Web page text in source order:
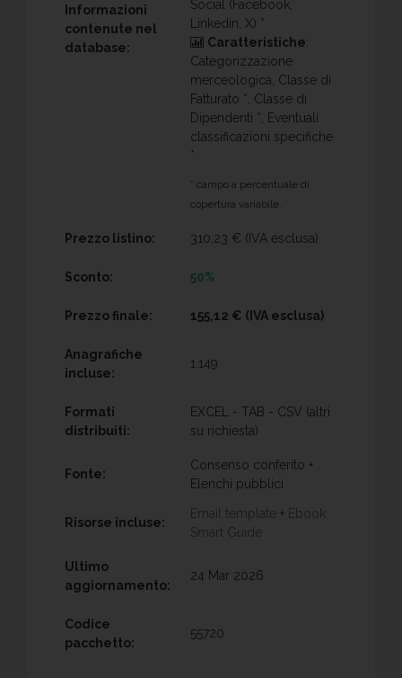
Informazioni
contenute nel
database:
Social (Facebook,
Linkedin, X) *
Caratteristiche:
Categorizzazione
merceologica, Classe di
Fatturato *, Classe di
Dipendenti *, Eventuali
classificazioni specifiche
*
* campo a percentuale di
copertura variabile.
Prezzo listino: 310,23 € (IVA esclusa)
Sconto: 50%
Prezzo finale: 155,12 € (IVA esclusa)
Anagrafiche
incluse:
1.149
Formati
distribuiti:
EXCEL - TAB - CSV (altri
su richiesta)
Fonte:
Consenso conferito +
Elenchi pubblici
Risorse incluse:
Email template + Ebook
Smart Guide
Ultimo
aggiornamento:
24 Mar 2026
Codice
pacchetto:
55720